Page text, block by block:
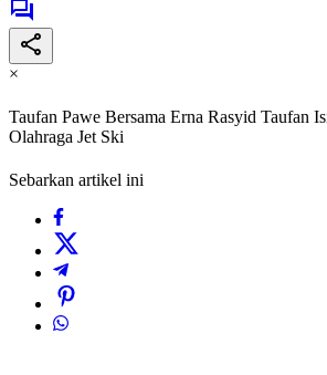
×
Taufan Pawe Bersama Erna Rasyid Taufan
Olahraga Jet Ski
Sebarkan artikel ini